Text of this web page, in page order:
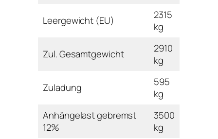
Leergewicht (EU)
2315
kg
Zul. Gesamtgewicht
2910
kg
Zuladung
595
kg
Anhängelast gebremst
12%
3500
kg